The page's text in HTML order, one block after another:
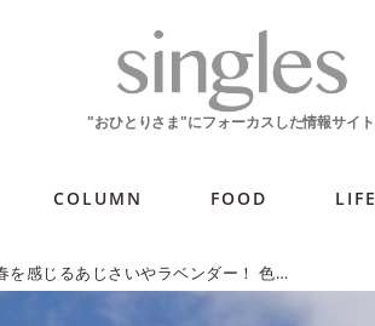
COLUMN FOOD LIFE
【ひとり旅プラン】春を感じるあじさいやラベンダー！ 色鮮やかな花の名所を巡る旅5選